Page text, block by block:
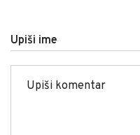
Upiši ime